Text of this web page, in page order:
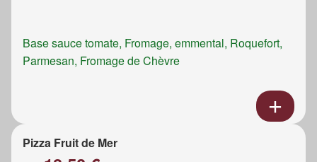
Base sauce tomate, Fromage, emmental, Roquefort,
Parmesan, Fromage de Chèvre
Pizza Fruit de Mer